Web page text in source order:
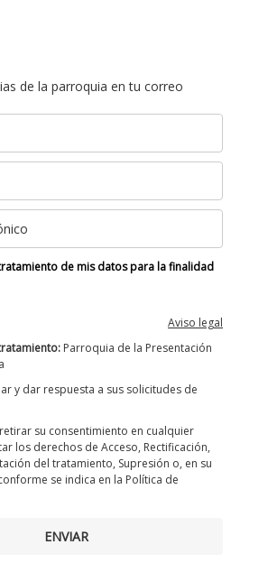
de la parroquia en tu correo
de mis datos para la finalidad
Aviso legal
Parroquia de la Presentación
y dar respuesta a sus solicitudes de
su consentimiento en cualquier
los derechos de Acceso, Rectificación,
del tratamiento, Supresión o, en su
se indica en la Política de
ENVIAR